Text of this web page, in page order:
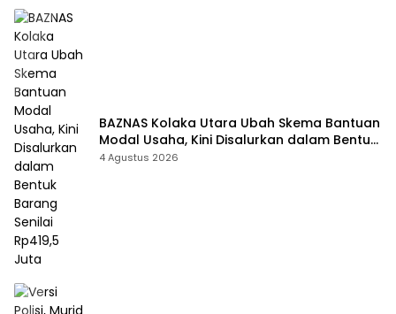
BAZNAS Kolaka Utara Ubah Skema Bantuan
Modal Usaha, Kini Disalurkan dalam Bentuk
Barang Senilai Rp419,5 Juta
4 Agustus 2026